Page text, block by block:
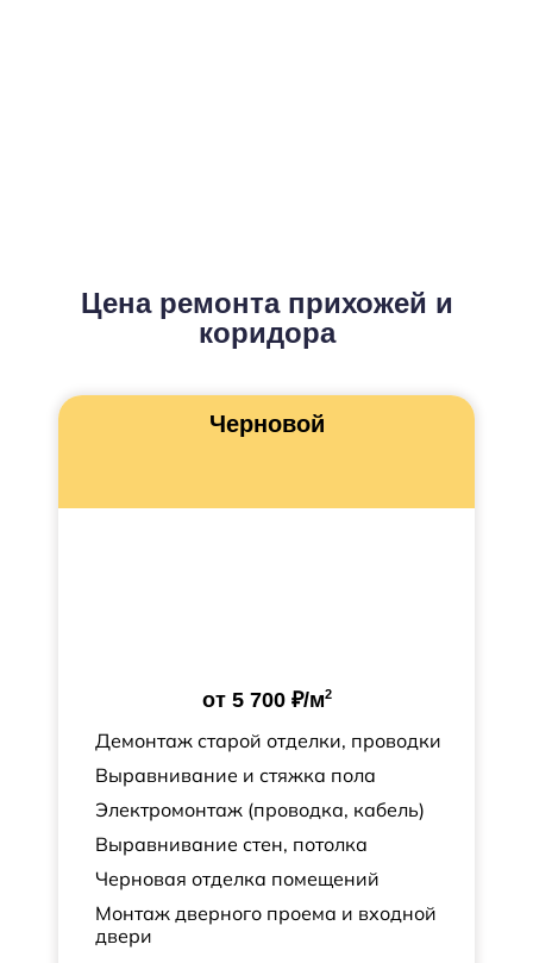
Цена ремонта прихожей и
коридора
Черновой
от5 700 ₽/м2
Демонтаж старой отделки, проводки
Выравнивание и стяжка пола
Электромонтаж (проводка, кабель)
Выравнивание стен, потолка
Черновая отделка помещений
Монтаж дверного проема и входной
двери